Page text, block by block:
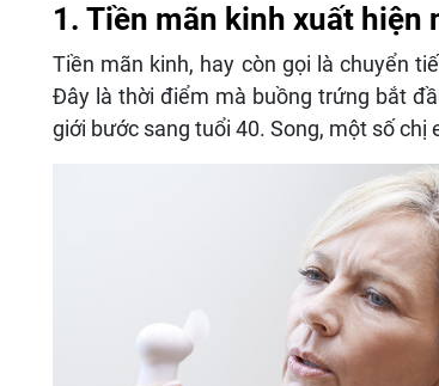
1. Tiền mãn kinh xuất hiện
Tiền mãn kinh, hay còn gọi là chuyển
Đây là thời điểm mà buồng trứng bắt
giới bước sang tuổi 40. Song, một số